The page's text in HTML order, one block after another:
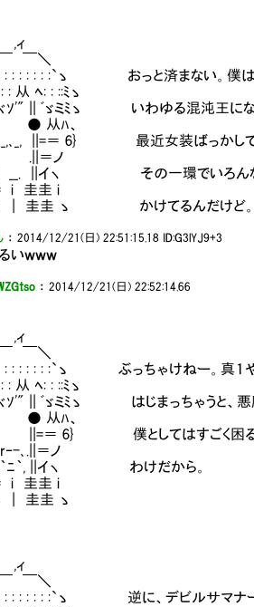
＼
ゝ おっと済まない。僕は……
: : ::ﾐゝ
ゞミﾐゝ いわゆる混沌王になっ
ﾊ、
6} 最近女装ばっかしてる悪
ノ
の一環でいろんなメガテン
i
かけてるんだけど
：2014/12/21(日) 22:51:15.18 ID:G3lYJ9+3
いｗｗｗ
：2014/12/21(日) 22:52:14.66
＼
ゝ ぶっちゃけねー。真１や真
: : ::ﾐゝ
ミﾐゝ はじまっちゃうと、悪魔
ﾊ、
してはすごく困るの。敵
ノ
ヽ わけだから。
i
ゝ
＼
ゝ 逆に、デビルサマナーとか